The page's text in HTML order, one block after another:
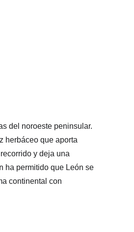
del noroeste peninsular.
herbáceo que aporta
y deja una
ha permitido que León se
continental con